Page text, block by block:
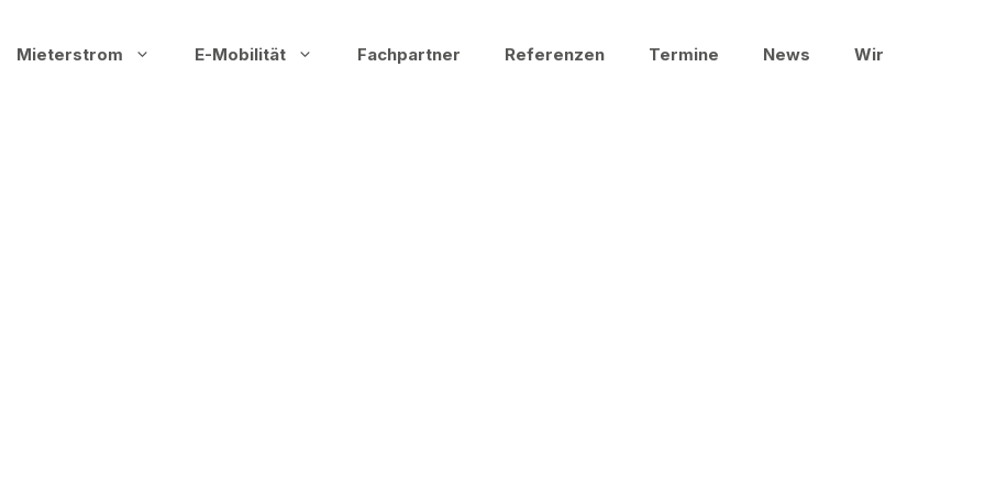
Mieterstrom E-Mobilität Fachpartner Referenzen Termine News Wir